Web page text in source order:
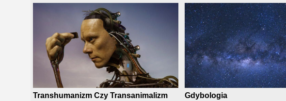
któremu już z sapiens pozostało jedynie sapanie.
medycyna a wraz z nią
żydowską domeną, jako że profity z
zawsze były niebotyczne. Z czasem
zaczęło łączyć się w większe
firmy farmaceutyczne, które zaczęły
gigantyczne zyski.
Transhumanizm Czy Transanimalizm Gdybologia